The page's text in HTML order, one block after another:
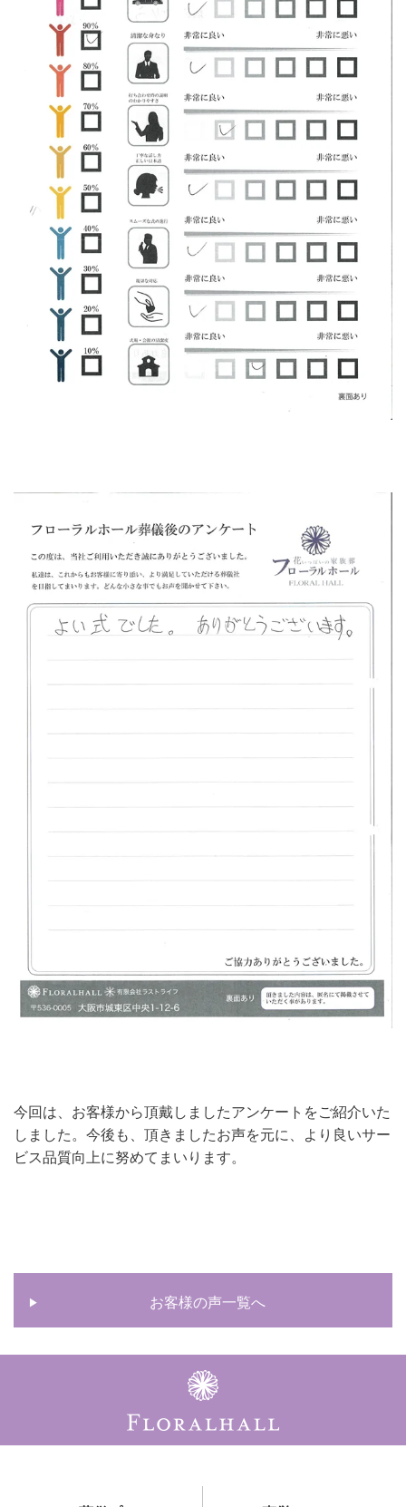
今回は、お客様から頂戴しましたアンケートをご紹介いた
しました。今後も、頂きましたお声を元に、より良いサー
ビス品質向上に努めてまいります。
お客様の声一覧へ